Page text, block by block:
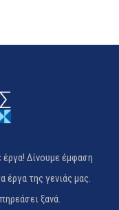
Δίνουμε έμφαση
έργα της γενιάς μας.
ξανά.